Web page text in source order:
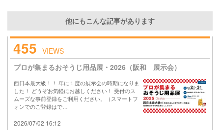
他にもこんな記事があります
455 VIEWS
プロが集まるおそうじ用品展・2026（阪和 展示会）
西日本最大級！！ 年に１度の展示会の時期になりま
した！ どうぞお気軽にお越しください！ 受付のス
ムーズな事前登録をご利用ください。（スマートフ
ォンでのご登録はで…
2026/07/02 16:12